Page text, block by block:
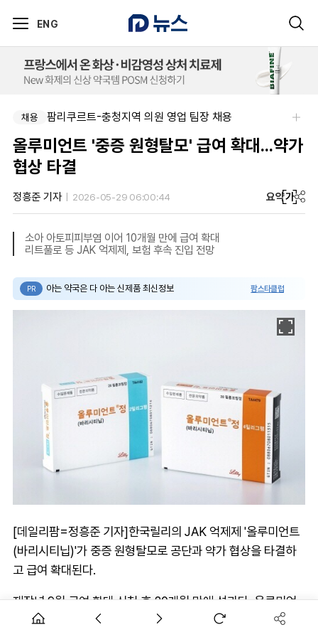
ENG
채용 팜리쿠르트-충청지역 의원 영업 팀장 채용
올루미언트 '중증 원형탈모' 급여 확대...약가
협상 타결
정흥준 기자 2026-05-29 06:00:44 요약가
소아 아토피피부염 이어 10개월 만에 급여 확대
리트풀로 등 JAK 억제제, 보험 후속 진입 전망
PR 아는 약국은 다 아는 신제품 최신정보 팜스타클럽
[데일리팜=정흥준 기자]한국릴리의 JAK 억제제 '올루미언트
(바리시티닙)'가 중증 원형탈모로 공단과 약가 협상을 타결하
고 급여 확대된다.
재작년 9월 급여 확대 신청 후 20개월 만에 성과다. 올루미언
트는 류마티스 관절염과 소아 아토피피부염에 이어 급여 적응